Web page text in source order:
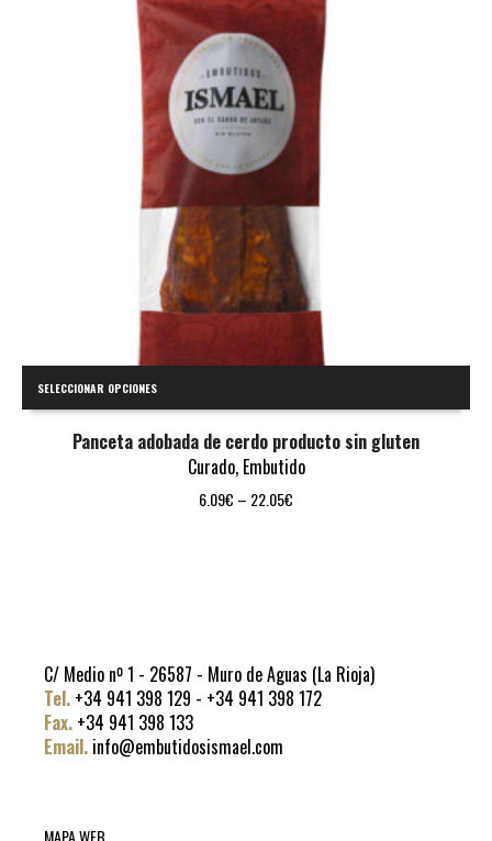
SELECCIONAR OPCIONES
Panceta adobada de cerdo producto sin gluten
Curado, Embutido
6.09€ – 22.05€
C/ Medio nº 1 - 26587 - Muro de Aguas (La Rioja)
Tel. +34 941 398 129 - +34 941 398 172
Fax. +34 941 398 133
Email. info@embutidosismael.com
MAPA WEB